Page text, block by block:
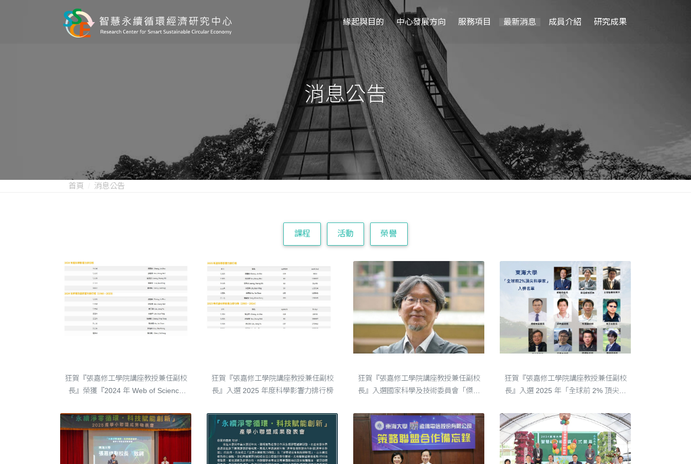
緣起與目的 中心發展方向 服務項目 最新消息 成員介紹 研究成果
消息公告
首頁 消息公告
課程 活動 榮譽
狂賀『張嘉修工學院講座教授兼任副校
長』榮獲『2024 年 Web of Science
Researcher』的榮譽 由史丹佛大學的
專家們透過 Scopus 的論文影響力數據
發布最新的 「2024 年全球前 2% 頂尖
科學家榜單（World’s To....
狂賀『張嘉修工學院講座教授兼任副校
長』入選 2025 年度科學影響力排行榜
狂賀『張嘉修工學院講座教授兼任副校
長』入選國家科學及技術委員會「傑出
狂賀『張嘉修工學院講座教授兼任副校
長』入選 2025 年「全球前 2% 頂尖科
榜單 東海大學再創學術榮耀！美國史
丹佛大學近日公布 2025 年「全球前
2%頂尖科學家」（World's Top2%
Scient....